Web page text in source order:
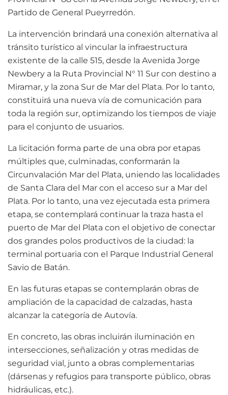
Partido de General Pueyrredón.
La intervención brindará una conexión alternativa al
tránsito turístico al vincular la infraestructura
existente de la calle 515, desde la Avenida Jorge
Newbery a la Ruta Provincial N° 11 Sur con destino a
Miramar, y la zona Sur de Mar del Plata. Por lo tanto,
constituirá una nueva vía de comunicación para
toda la región sur, optimizando los tiempos de viaje
para el conjunto de usuarios.
La licitación forma parte de una obra por etapas
múltiples que, culminadas, conformarán la
Circunvalación Mar del Plata, uniendo las localidades
de Santa Clara del Mar con el acceso sur a Mar del
Plata. Por lo tanto, una vez ejecutada esta primera
etapa, se contemplará continuar la traza hasta el
puerto de Mar del Plata con el objetivo de conectar
dos grandes polos productivos de la ciudad: la
terminal portuaria con el Parque Industrial General
Savio de Batán.
En las futuras etapas se contemplarán obras de
ampliación de la capacidad de calzadas, hasta
alcanzar la categoría de Autovía.
En concreto, las obras incluirán iluminación en
intersecciones, señalización y otras medidas de
seguridad vial, junto a obras complementarias
(dársenas y refugios para transporte público, obras
hidráulicas, etc.).